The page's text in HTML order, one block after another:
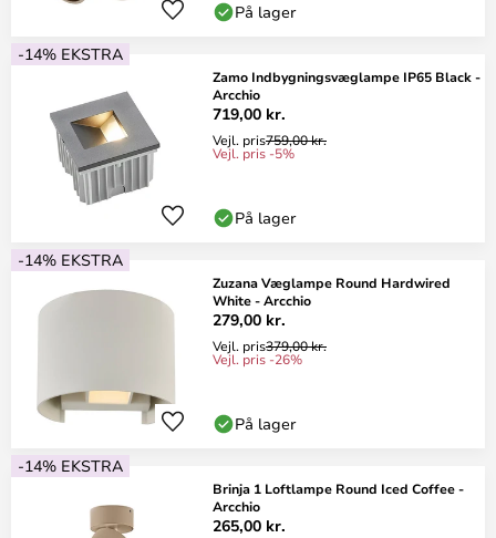
På lager
-14% EKSTRA
Zamo Indbygningsvæglampe IP65 Black -
Arcchio
719,00 kr.
Vejl. pris759,00 kr.
Vejl. pris -5%
På lager
-14% EKSTRA
Zuzana Væglampe Round Hardwired
White - Arcchio
279,00 kr.
Vejl. pris379,00 kr.
Vejl. pris -26%
På lager
-14% EKSTRA
Brinja 1 Loftlampe Round Iced Coffee -
Arcchio
265,00 kr.